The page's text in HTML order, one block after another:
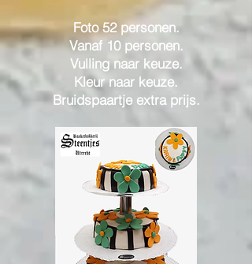
Foto 52 personen.
Vanaf 10 personen.
Vulling naar keuze.
Kleur naar keuze.
Bruidspaartje extra prijs.